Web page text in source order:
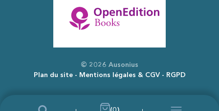
© 2026 Ausonius
Plan du site
Mentions légales & CGV RGPD